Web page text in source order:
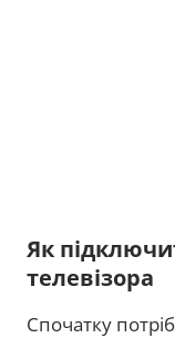
Як
телевізора
Спочатку